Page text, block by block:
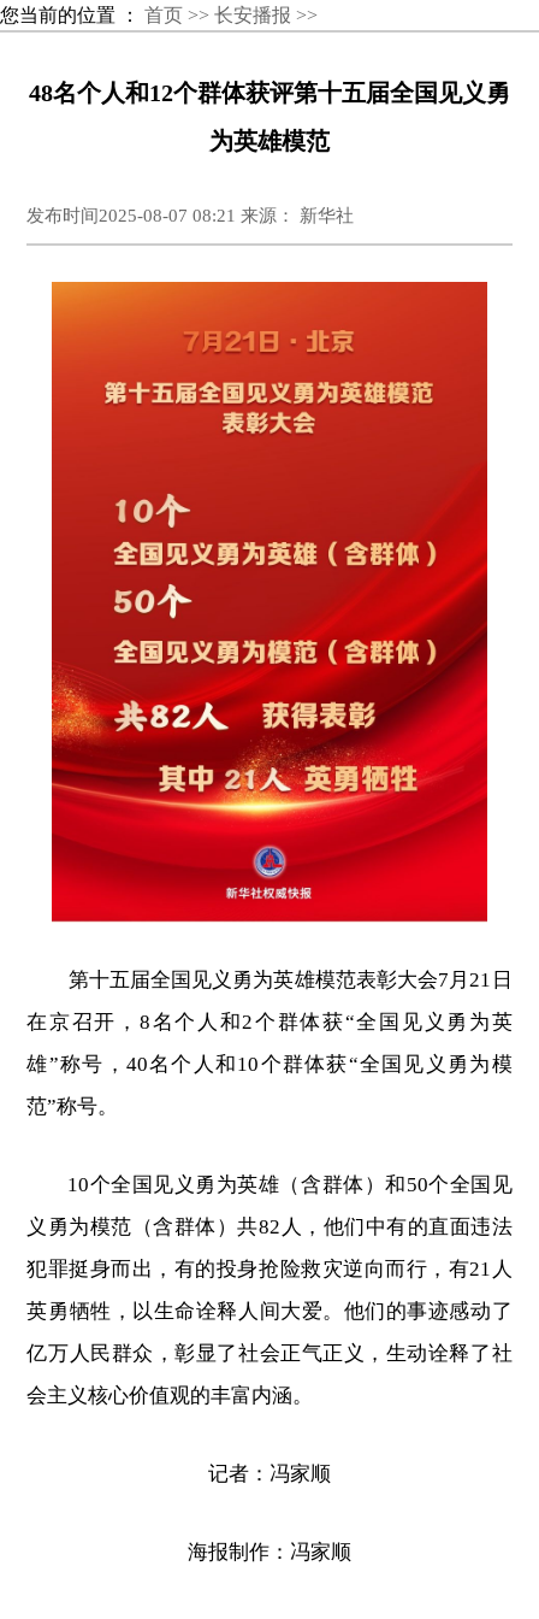
您当前的位置 ： 首页 >> 长安播报 >>
48名个人和12个群体获评第十五届全国见义勇
为英雄模范
发布时间2025-08-07 08:21 来源： 新华社
第十五届全国见义勇为英雄模范表彰大会7月21日
在京召开，8名个人和2个群体获“全国见义勇为英
雄”称号，40名个人和10个群体获“全国见义勇为模
范”称号。
10个全国见义勇为英雄（含群体）和50个全国见
义勇为模范（含群体）共82人，他们中有的直面违法
犯罪挺身而出，有的投身抢险救灾逆向而行，有21人
英勇牺牲，以生命诠释人间大爱。他们的事迹感动了
亿万人民群众，彰显了社会正气正义，生动诠释了社
会主义核心价值观的丰富内涵。
记者：冯家顺
海报制作：冯家顺